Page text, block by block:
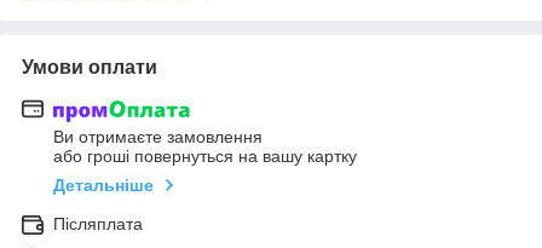
Умови оплати
Ви отримаєте замовлення
або гроші повернуться на вашу картку
Детальніше
Післяплата